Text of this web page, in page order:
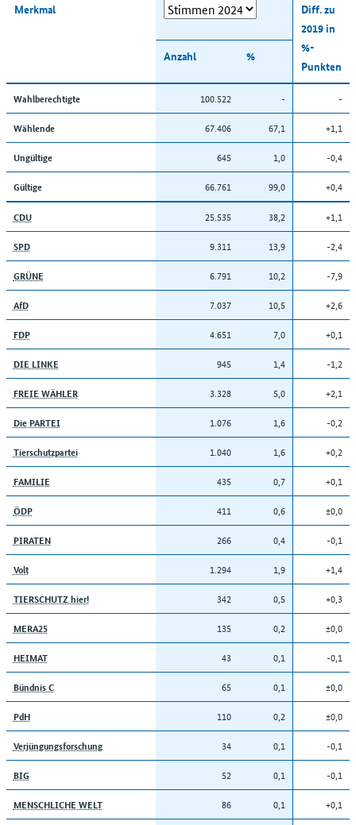
Merkmal
Diff. zu
2019 in
%-
Punkten
Anzahl %
Wahlberechtigte 100.522 - -
Wählende 67.406 67,1 +1,1
Ungültige 645 1,0 -0,4
Gültige 66.761 99,0 +0,4
CDU 25.535 38,2 +1,1
SPD 9.311 13,9 -2,4
GRÜNE 6.791 10,2 -7,9
AfD 7.037 10,5 +2,6
FDP 4.651 7,0 +0,1
DIE LINKE 945 1,4 -1,2
FREIE WÄHLER 3.328 5,0 +2,1
Die PARTEI 1.076 1,6 -0,2
Tierschutzpartei 1.040 1,6 +0,2
FAMILIE 435 0,7 +0,1
ÖDP 411 0,6 ±0,0
PIRATEN 266 0,4 -0,1
Volt 1.294 1,9 +1,4
TIERSCHUTZ hier! 342 0,5 +0,3
MERA25 135 0,2 ±0,0
HEIMAT 43 0,1 -0,1
Bündnis C 65 0,1 ±0,0
PdH 110 0,2 ±0,0
Verjüngungsforschung 34 0,1 -0,1
BIG 52 0,1 -0,1
MENSCHLICHE WELT 86 0,1 +0,1